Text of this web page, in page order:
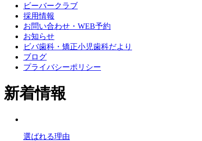
ビーバークラブ
採用情報
お問い合わせ・WEB予約
お知らせ
ビバ歯科・矯正小児歯科だより
ブログ
プライバシーポリシー
新着情報
選ばれる理由